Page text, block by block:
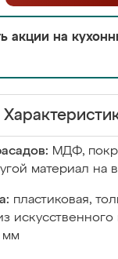
акции на
МДФ,
материал на
пластиковая,
искусственного
мм